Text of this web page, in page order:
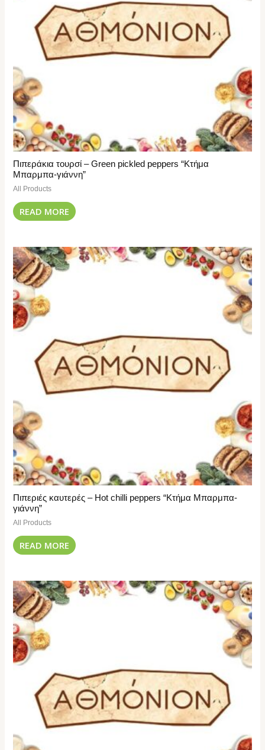
Πιπεράκια τουρσί – Green pickled peppers “Κτήμα
Μπαρμπα-γιάννη”
All Products
READ MORE
Πιπεριές καυτερές – Hot chilli peppers “Κτήμα Μπαρμπα-
γιάννη”
All Products
READ MORE